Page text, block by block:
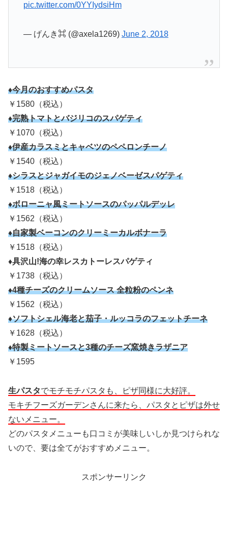
pic.twitter.com/0YYIydsiHm
— げんき⌘ (@axela1269) June 2, 2018
♦今月のおすすめパスタ
￥1580（税込）
♦完熟トマトとバジリコのスパゲティ
￥1070（税込）
♦伊産カラスミとキャベツのペペロンチーノ
￥1540（税込）
♦シラスとジャガイモのジェノベーゼスパゲティ
￥1518（税込）
♦ボローニャ風ミートソースのパッパルデッレ
￥1562（税込）
♦自家製ベーコンのクリーミーカルボナーラ
￥1518（税込）
♦具沢山!海の幸レスカトーレスパゲティ
￥1738（税込）
♦4種チーズのクリームソース 全粒粉のペンネ
￥1562（税込）
♦ソフトシェル海老と茄子・ルッコラのフェットチーネ
￥1628（税込）
♦特製ミートソースと3種のチーズ窯焼きラザニア
￥1595
生パスタでモチモチパスタも、ピザ同様に大好評。
モキチフーズガーデンさんに来たら、パスタとピザは外せ
ないメニュー。
どのパスタメニューも口コミが美味しいしか見つけられな
いので、要は全てがおすすめメニュー。
スポンサーリンク